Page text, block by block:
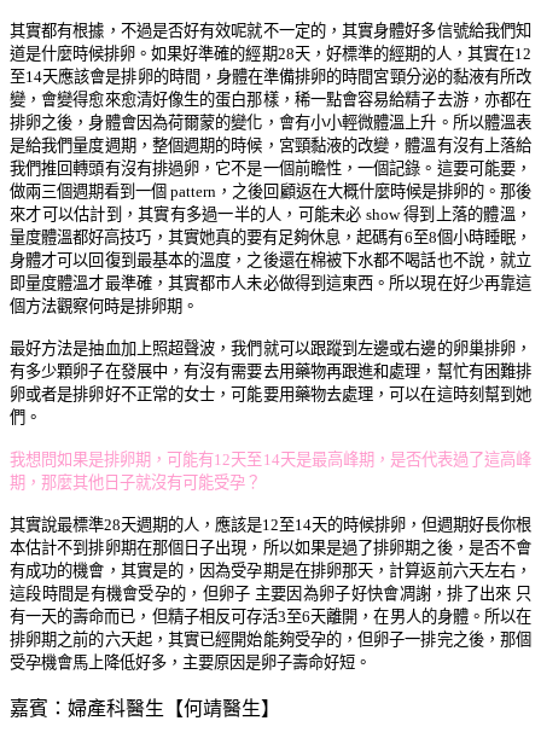
其實都有根據，不過是否好有效呢就不一定的，其實身體好多信號給我們知
道是什麼時候排卵。如果好準確的經期28天，好標準的經期的人，其實在12
至14天應該會是排卵的時間，身體在準備排卵的時間宮頸分泌的黏液有所改
變，會變得愈來愈清好像生的蛋白那樣，稀一點會容易給精子去游，亦都在
排卵之後，身體會因為荷爾蒙的變化，會有小小輕微體溫上升。所以體溫表
是給我們量度週期，整個週期的時候，宮頸黏液的改變，體溫有沒有上落給
我們推回轉頭有沒有排過卵，它不是一個前瞻性，一個記錄。這要可能要，
做兩三個週期看到一個 pattern，之後回顧返在大概什麼時候是排卵的。那後
來才可以估計到，其實有多過一半的人，可能未必 show 得到上落的體溫，
量度體溫都好高技巧，其實她真的要有足夠休息，起碼有6至8個小時睡眠，
身體才可以回復到最基本的溫度，之後還在棉被下水都不喝話也不說，就立
即量度體溫才最準確，其實都市人未必做得到這東西。所以現在好少再靠這
個方法觀察何時是排卵期。
最好方法是抽血加上照超聲波，我們就可以跟蹤到左邊或右邊的卵巢排卵，
有多少顆卵子在發展中，有沒有需要去用藥物再跟進和處理，幫忙有困難排
卵或者是排卵好不正常的女士，可能要用藥物去處理，可以在這時刻幫到她
們。
我想問如果是排卵期，可能有12天至14天是最高峰期，是否代表過了這高峰
期，那麼其他日子就沒有可能受孕？
其實說最標準28天週期的人，應該是12至14天的時候排卵，但週期好長你根
本估計不到排卵期在那個日子出現，所以如果是過了排卵期之後，是否不會
有成功的機會，其實是的，因為受孕期是在排卵那天，計算返前六天左右，
這段時間是有機會受孕的，但卵子 主要因為卵子好快會凋謝，排了出來 只
有一天的壽命而已，但精子相反可存活3至6天離開，在男人的身體。所以在
排卵期之前的六天起，其實已經開始能夠受孕的，但卵子一排完之後，那個
受孕機會馬上降低好多，主要原因是卵子壽命好短。
嘉賓：婦產科醫生【何靖醫生】